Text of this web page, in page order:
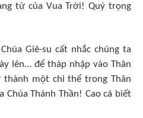
tử của Vua Trời! Quý trọng
Giê-su cất nhắc chúng ta
lên… để tháp nhập vào Thân
một chi thể trong Thân
Thánh Thần! Cao cả biết